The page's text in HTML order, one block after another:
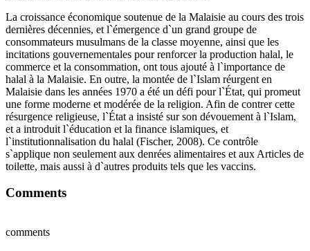
La croissance économique soutenue de la Malaisie au cours des trois
dernières décennies, et l`émergence d`un grand groupe de
consommateurs musulmans de la classe moyenne, ainsi que les
incitations gouvernementales pour renforcer la production halal, le
commerce et la consommation, ont tous ajouté à l`importance de
halal à la Malaisie. En outre, la montée de l`Islam réurgent en
Malaisie dans les années 1970 a été un défi pour l`État, qui promeut
une forme moderne et modérée de la religion. Afin de contrer cette
résurgence religieuse, l`État a insisté sur son dévouement à l`Islam,
et a introduit l`éducation et la finance islamiques, et
l`institutionnalisation du halal (Fischer, 2008). Ce contrôle
s`applique non seulement aux denrées alimentaires et aux Articles de
toilette, mais aussi à d`autres produits tels que les vaccins.
Comments
comments